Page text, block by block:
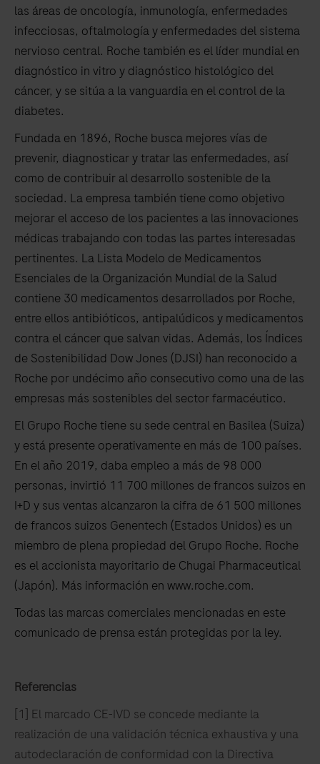
las áreas de oncología, inmunología, enfermedades
infecciosas, oftalmología y enfermedades del sistema
nervioso central. Roche también es el líder mundial en
diagnóstico in vitro y diagnóstico histológico del
cáncer, y se sitúa a la vanguardia en el control de la
diabetes.
Fundada en 1896, Roche busca mejores vías de
prevenir, diagnosticar y tratar las enfermedades, así
como de contribuir al desarrollo sostenible de la
sociedad. La empresa también tiene como objetivo
mejorar el acceso de los pacientes a las innovaciones
médicas trabajando con todas las partes interesadas
pertinentes. La Lista Modelo de Medicamentos
Esenciales de la Organización Mundial de la Salud
contiene 30 medicamentos desarrollados por Roche,
entre ellos antibióticos, antipalúdicos y medicamentos
contra el cáncer que salvan vidas. Además, los Índices
de Sostenibilidad Dow Jones (DJSI) han reconocido a
Roche por undécimo año consecutivo como una de las
empresas más sostenibles del sector farmacéutico.
El Grupo Roche tiene su sede central en Basilea (Suiza)
y está presente operativamente en más de 100 países.
En el año 2019, daba empleo a más de 98 000
personas, invirtió 11 700 millones de francos suizos en
I+D y sus ventas alcanzaron la cifra de 61 500 millones
de francos suizos Genentech (Estados Unidos) es un
miembro de plena propiedad del Grupo Roche. Roche
es el accionista mayoritario de Chugai Pharmaceutical
(Japón). Más información en www.roche.com.
Todas las marcas comerciales mencionadas en este
comunicado de prensa están protegidas por la ley.
Referencias
[1] El marcado CE-IVD se concede mediante la
realización de una validación técnica exhaustiva y una
autodeclaración de conformidad con la Directiva